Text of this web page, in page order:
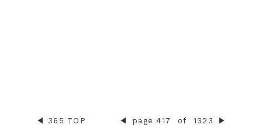
◀︎ 365 TOP ◀︎ page 417 of 1323 ▶︎